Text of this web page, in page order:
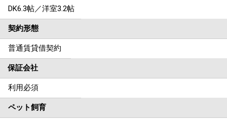
DK6.3帖／洋室3.2帖
契約形態
普通賃貸借契約
保証会社
利用必須
ペット飼育